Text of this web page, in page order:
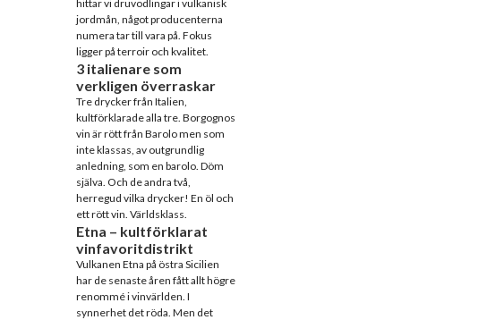
hittar vi druvodlingar i vulkanisk
jordmån, något producenterna
numera tar till vara på. Fokus
ligger på terroir och kvalitet.
3 italienare som
verkligen överraskar
Tre drycker från Italien,
kultförklarade alla tre. Borgognos
vin är rött från Barolo men som
inte klassas, av outgrundlig
anledning, som en barolo. Döm
själva. Och de andra två,
herregud vilka drycker! En öl och
ett rött vin. Världsklass.
Etna – kultförklarat
vinfavoritdistrikt
Vulkanen Etna på östra Sicilien
har de senaste åren fått allt högre
renommé i vinvärlden. I
synnerhet det röda. Men det